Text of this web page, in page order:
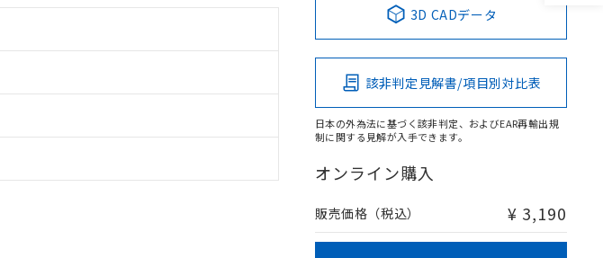
3D CADデータ
該非判定見解書/項目別対比表
日本の外為法に基づく該非判定、およびEAR再輸出規
制に関する見解が入手できます。
オンライン購入
販売価格（税込） ¥ 3,190